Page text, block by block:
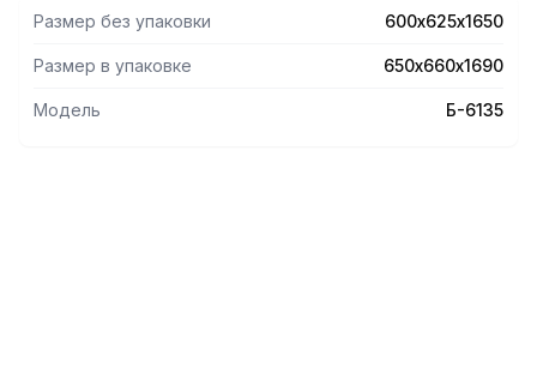
• габариты 165x60x62,5см
Размер без упаковки 600х625х1650
Размер в упаковке 650х660х1690
Модель Б-6135